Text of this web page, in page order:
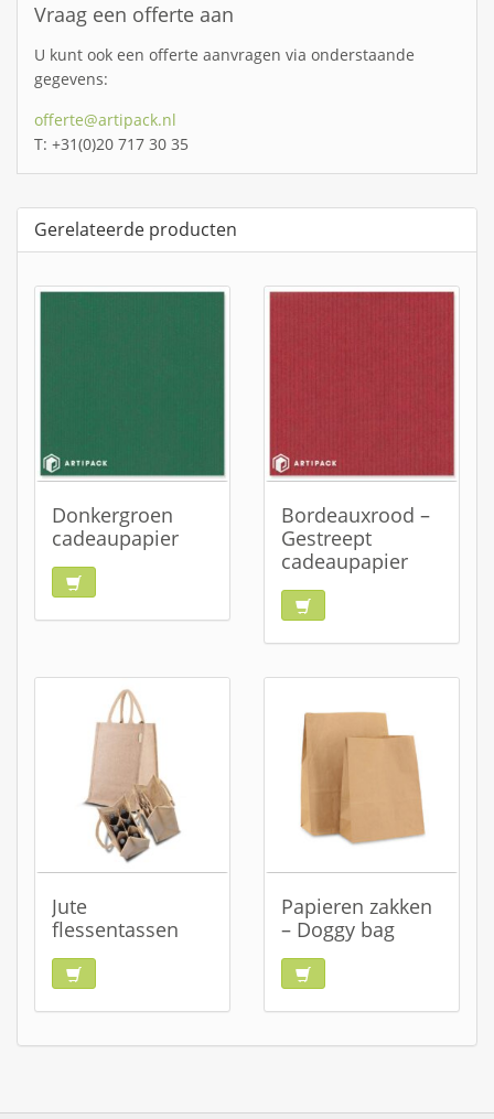
Vraag een offerte aan
U kunt ook een offerte aanvragen via onderstaande
gegevens:
offerte@artipack.nl
T: +31(0)20 717 30 35
Gerelateerde producten
Donkergroen
cadeaupapier
Bordeauxrood –
Gestreept
cadeaupapier
Jute
flessentassen
Papieren zakken
– Doggy bag